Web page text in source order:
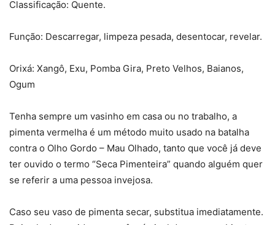
Classificação: Quente.
Função: Descarregar, limpeza pesada, desentocar, revelar.
Orixá: Xangô, Exu, Pomba Gira, Preto Velhos, Baianos,
Ogum
Tenha sempre um vasinho em casa ou no trabalho, a
pimenta vermelha é um método muito usado na batalha
contra o Olho Gordo – Mau Olhado, tanto que você já deve
ter ouvido o termo “Seca Pimenteira” quando alguém quer
se referir a uma pessoa invejosa.
Caso seu vaso de pimenta secar, substitua imediatamente.